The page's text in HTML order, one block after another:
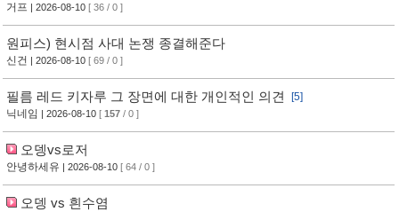
거프 | 2026-08-10 [ 36 / 0 ]
원피스) 현시점 사대 논쟁 종결해준다
신건 | 2026-08-10 [ 69 / 0 ]
필름 레드 키자루 그 장면에 대한 개인적인 의견
[5]
닉네임 | 2026-08-10 [ 157 / 0 ]
오뎅vs로저
안녕하세유 | 2026-08-10 [ 64 / 0 ]
오뎅 vs 흰수염